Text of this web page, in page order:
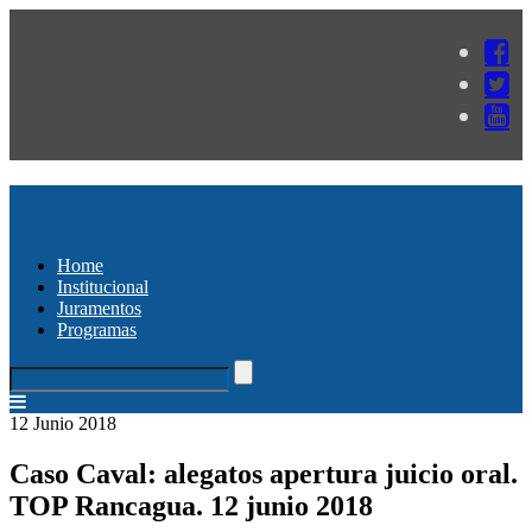
Home
Institucional
Juramentos
Programas
12 Junio 2018
Caso Caval: alegatos apertura juicio oral.
TOP Rancagua. 12 junio 2018